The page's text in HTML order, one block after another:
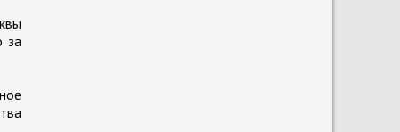
за